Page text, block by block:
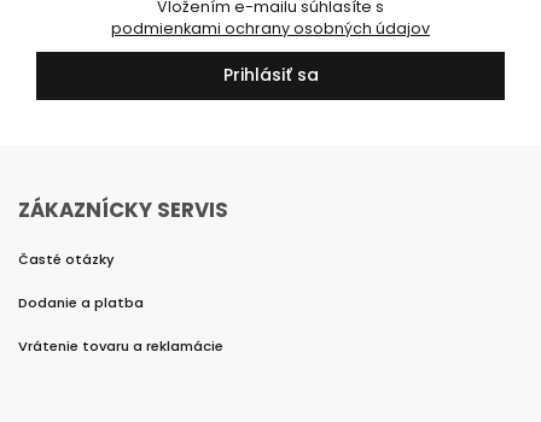
podmienkami ochrany osobných údajov
Prihlásiť sa
ZÁKAZNÍCKY SERVIS
Časté otázky
Dodanie a platba
Vrátenie tovaru a reklamácie